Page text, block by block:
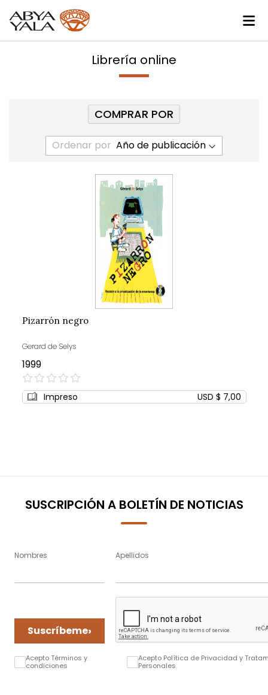
Librería online
Ordenar por
Pizarrón negro
Gerard de Selys
1999
0%
Impreso USD $ 7,00
COMPRAR POR
SUSCRIPCIÓN A BOLETÍN DE NOTICIAS
Nombres Apellidos
Suscríbeme›
Acepto Términos y
condiciones
Acepto Política de Privacidad y
Personales